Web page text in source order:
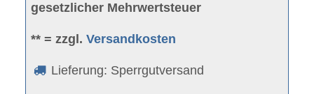
gesetzlicher Mehrwertsteuer
** = zzgl.Versandkosten
Lieferung: Sperrgutversand